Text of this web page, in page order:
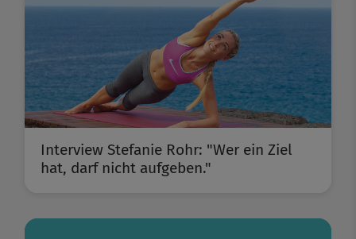
Interview Stefanie Rohr: "Wer ein Ziel
hat, darf nicht aufgeben."